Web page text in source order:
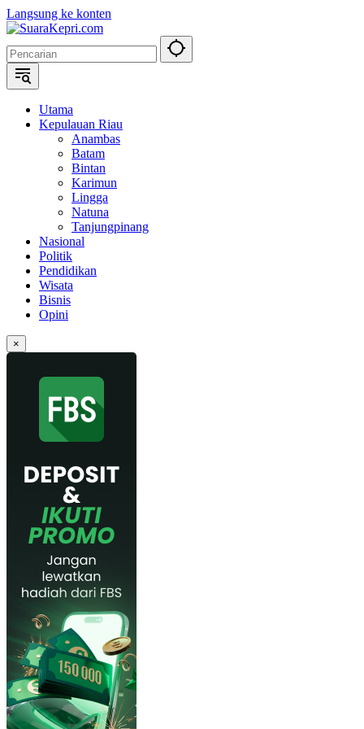
Langsung ke konten
Utama
Kepulauan Riau
Anambas
Batam
Bintan
Karimun
Lingga
Natuna
Tanjungpinang
Nasional
Politik
Pendidikan
Wisata
Bisnis
Opini
×